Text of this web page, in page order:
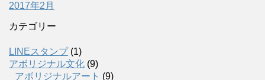
2017年2月
カテゴリー
LINEスタンプ(1)
アボリジナル文化 (9)
アボリジナルアート (9)